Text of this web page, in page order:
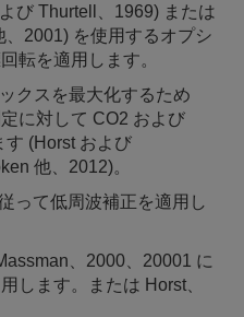
び Thurtell、1969) または
2001) を使用するオプシ
転を適用します。
クスを最大化するため
に対して CO2 および
す (Horst および
他、2012)。
って低周波補正を適用し
、2000、20001 に
します。または Horst、